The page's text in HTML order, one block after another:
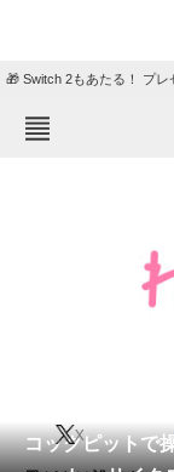
🎁 Switch 2もあたる！ プレ
会員記事
コックピットで
X